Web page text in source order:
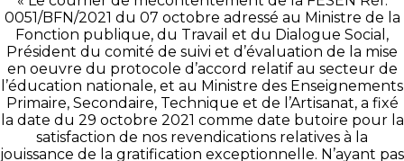
0051/BFN/2021 du 07 octobre adressé au Ministre de la
Fonction publique, du Travail et du Dialogue Social,
Président du comité de suivi et d’évaluation de la mise
en oeuvre du protocole d’accord relatif au secteur de
l’éducation nationale, et au Ministre des Enseignements
Primaire, Secondaire, Technique et de l’Artisanat, a fixé
la date du 29 octobre 2021 comme date butoire pour la
satisfaction de nos revendications relatives à la
jouissance de la gratification exceptionnelle. N’ayant pas